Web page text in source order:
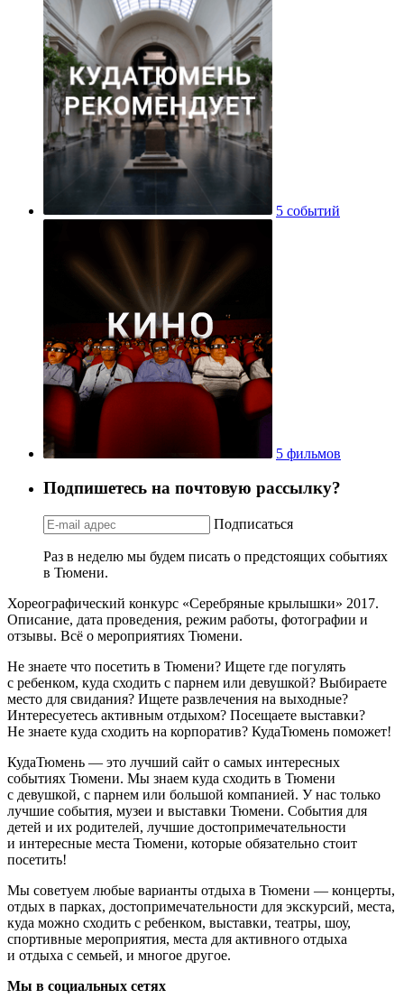
5 событий
5 фильмов
Подпишетесь на почтовую рассылку?
Подписаться
Раз в неделю мы будем писать о предстоящих событиях
в Тюмени.
Хореографический конкурс «Серебряные крылышки» 2017.
Описание, дата проведения, режим работы, фотографии и
отзывы. Всё о мероприятиях Тюмени.
Не знаете что посетить в Тюмени? Ищете где погулять
с ребенком, куда сходить с парнем или девушкой? Выбираете
место для свидания? Ищете развлечения на выходные?
Интересуетесь активным отдыхом? Посещаете выставки?
Не знаете куда сходить на корпоратив? КудаТюмень поможет!
КудаТюмень — это лучший сайт о самых интересных
событиях Тюмени. Мы знаем куда сходить в Тюмени
с девушкой, с парнем или большой компанией. У нас только
лучшие события, музеи и выставки Тюмени. События для
детей и их родителей, лучшие достопримечательности
и интересные места Тюмени, которые обязательно стоит
посетить!
Мы советуем любые варианты отдыха в Тюмени — концерты,
отдых в парках, достопримечательности для экскурсий, места,
куда можно сходить с ребенком, выставки, театры, шоу,
спортивные мероприятия, места для активного отдыха
и отдыха с семьей, и многое другое.
Мы в социальных сетях